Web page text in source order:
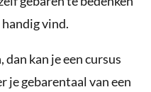
vind.
kan je een cursus
je gebarentaal van een